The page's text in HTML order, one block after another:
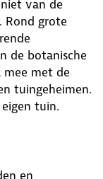
van de
Rond grote
de botanische
mee met de
tuingeheimen.
tuin.
en